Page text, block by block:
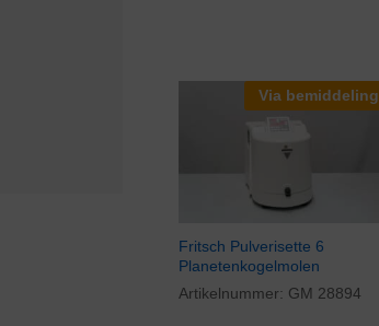
Via bemiddeling
Fritsch Pulverisette 6
Planetenkogelmolen
Artikelnummer: GM 28894
€5.750,00